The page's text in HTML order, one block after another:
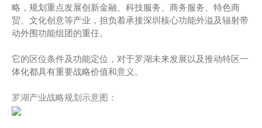
略，规划重点发展创新金融、科技服务、商务服务、特色商
贸、文化创意等产业，担负着承接深圳核心功能外溢及辐射带
动外围功能组团的重任。
它的区位条件及功能定位，对于罗湖未来发展以及推动特区一
体化都具有重要战略价值和意义。
罗湖产业战略规划示意图：